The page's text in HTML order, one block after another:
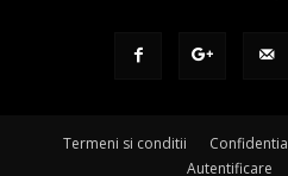
Termeni si conditii
Autentificare